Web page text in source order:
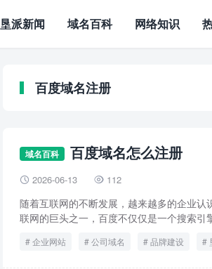
垦派新闻 域名百科 网络知识
百度域名注册
域名百科 百度域名怎么注册
 2026-06-13  112
随着互联网的不断发展，越来越多的企业
联网的巨头之一，百度不仅仅是一个搜索
企业网站 公司域名 品牌建设